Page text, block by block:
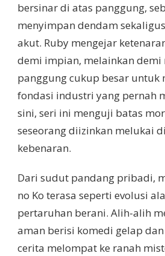
bersinar di atas panggung,
menyimpan dendam
akut. Ruby mengejar
demi impian, melainkan
panggung cukup besar untuk
fondasi industri yang pernah
sini, seri ini menguji batas
seseorang diizinkan melukai
kebenaran.
Dari sudut pandang pribadi,
no Ko terasa seperti evolusi
pertaruhan berani. Alih-alih
aman berisi komedi gelap
cerita melompat ke ranah